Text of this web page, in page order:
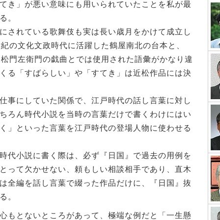
」が悪い意味にも用いられていたことを私が最
。
れている歌舞伎も実は長い歳月をかけて成立し
の文化文政時代に活躍した鶴屋南北の台本と、
門左衛門の戯曲とでは使用された語彙がかなり違
る「すばらしい」や「すてき」は近松作品には決
にしていた関係で、江戸時代の話し言葉に対し
ろん時代小説を当時の言葉だけで書くわけにはい
」といった言葉を江戸時代の登場人物に使わせる
小説に書く際は、必ず『日国』で過去の用例を
って欠かせない、頼もしい相談相手であり、直木
全編を話し言葉で綴った作品だけに、『日国』抜
。
とないところがあって、極端な例だと「一生懸